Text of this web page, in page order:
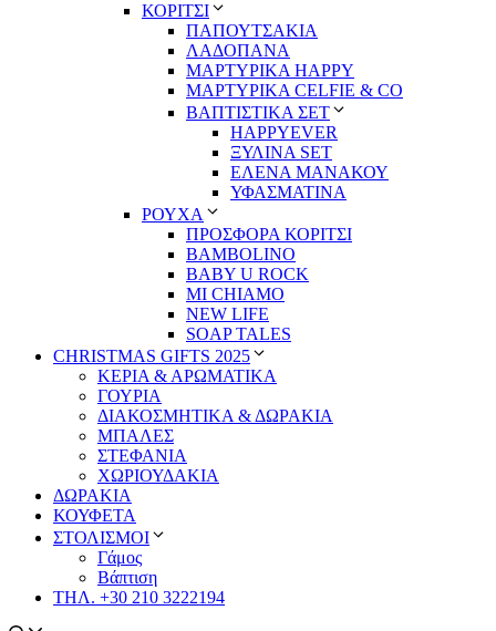
ΚΟΡΙΤΣΙ
ΠΑΠΟΥΤΣΑΚΙΑ
ΛΑΔΟΠΑΝΑ
ΜΑΡΤΥΡΙΚΑ HAPPY
ΜΑΡΤΥΡΙΚΑ CELFIE & CO
ΒΑΠΤΙΣΤΙΚΑ ΣΕΤ
HAPPYEVER
ΞΥΛΙΝΑ SET
ΕΛΕΝΑ ΜΑΝΑΚΟΥ
ΥΦΑΣΜΑΤΙΝΑ
ΡΟΥΧΑ
ΠΡΟΣΦΟΡΑ ΚΟΡΙΤΣΙ
BAMBOLINO
BABY U ROCK
MI CHIAMO
NEW LIFE
SOAP TALES
CHRISTMAS GIFTS 2025
ΚΕΡΙΑ & ΑΡΩΜΑΤΙΚΑ
ΓΟΥΡΙΑ
ΔΙΑΚΟΣΜΗΤΙΚΑ & ΔΩΡΑΚΙΑ
ΜΠΑΛΕΣ
ΣΤΕΦΑΝΙΑ
ΧΩΡΙΟΥΔΑΚΙΑ
ΔΩΡΑΚΙΑ
ΚΟΥΦΕΤΑ
ΣΤΟΛΙΣΜΟΙ
Γάμος
Βάπτιση
ΤΗΛ. +30 210 3222194